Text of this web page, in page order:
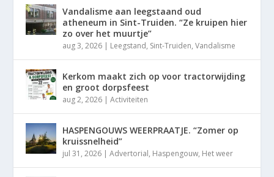
Vandalisme aan leegstaand oud
atheneum in Sint-Truiden. “Ze kruipen hier
zo over het muurtje”
aug 3, 2026 | Leegstand, Sint-Truiden,Vandalisme
Kerkom maakt zich op voor tractorwijding
en groot dorpsfeest
aug 2, 2026 |Activiteiten
HASPENGOUWS WEERPRAATJE. “Zomer op
kruissnelheid”
jul 31, 2026 |Advertorial, Haspengouw, Het weer